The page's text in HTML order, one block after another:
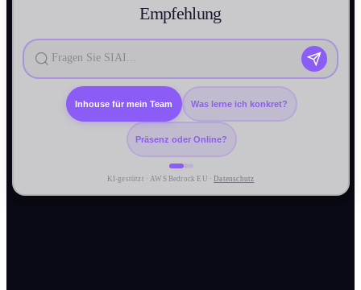
Empfehlung
Was lerne ich konkret?
Präsenz oder Online?
Inhouse für mein Team
KI-gestützt · AWS Bedrock EU ·Datenschutz